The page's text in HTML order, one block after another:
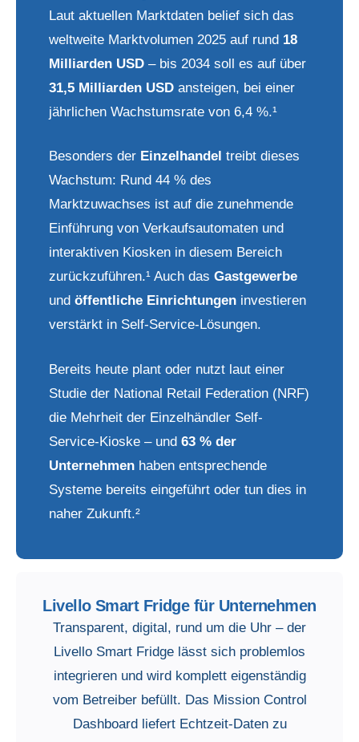
Laut aktuellen Marktdaten belief sich das
weltweite Marktvolumen 2025 auf rund 18
Milliarden USD – bis 2034 soll es auf über
31,5 Milliarden USD ansteigen, bei einer
jährlichen Wachstumsrate von 6,4 %.¹
Besonders der Einzelhandel treibt dieses
Wachstum: Rund 44 % des
Marktzuwachses ist auf die zunehmende
Einführung von Verkaufsautomaten und
interaktiven Kiosken in diesem Bereich
zurückzuführen.¹ Auch das Gastgewerbe
und öffentliche Einrichtungen investieren
verstärkt in Self-Service-Lösungen.
Bereits heute plant oder nutzt laut einer
Studie der National Retail Federation (NRF)
die Mehrheit der Einzelhändler Self-
Service-Kioske – und 63 % der
Unternehmen haben entsprechende
Systeme bereits eingeführt oder tun dies in
naher Zukunft.²
Livello Smart Fridge für Unternehmen
Transparent, digital, rund um die Uhr – der
Livello Smart Fridge lässt sich problemlos
integrieren und wird komplett eigenständig
vom Betreiber befüllt. Das Mission Control
Dashboard liefert Echtzeit-Daten zu